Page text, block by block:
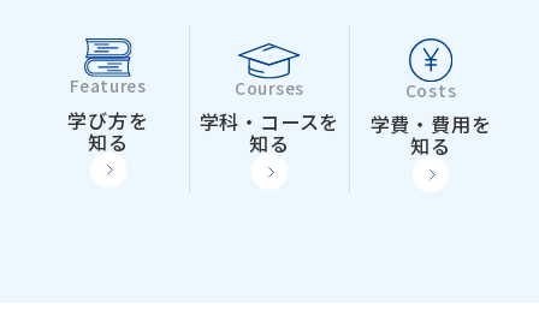
Features
学び方を
知る
Courses
学科・コースを
知る
Costs
学費・費用を
知る